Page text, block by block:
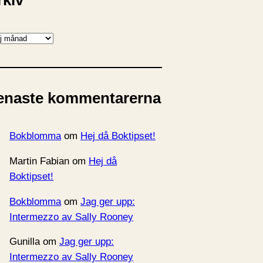
kommentarerna
Bokblommaom Hej då Boktipset!
Martin Fabian om Hej då
Boktipset!
Bokblomma om Jag ger upp:
Intermezzo av Sally Rooney
Gunillaom Jag ger upp:
Intermezzo av Sally Rooney